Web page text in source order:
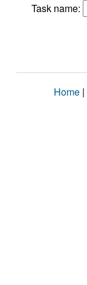
Task name:
Home |